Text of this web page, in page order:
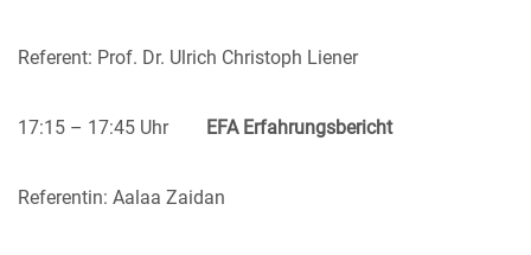
Referent: Prof. Dr. Ulrich Christoph Liener
17:15 – 17:45 Uhr EFA Erfahrungsbericht
Referentin: Aalaa Zaidan